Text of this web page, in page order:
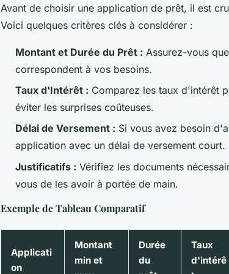
Avant de choisir une application de prêt, il est
Voici quelques critères clés à considérer :
Montant et Durée du Prêt : Assurez-vous
correspondent à vos besoins.
Taux d'Intérêt : Comparez les taux d'intérêt
éviter les surprises coûteuses.
Délai de Versement : Si vous avez besoin
application avec un délai de versement court.
Justificatifs : Vérifiez les documents
vous de les avoir à portée de main.
Exemple de Tableau Comparatif
Applicati
on
Montant
min et
Durée
du
Taux
d'intérê